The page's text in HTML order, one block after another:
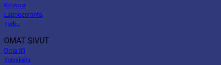
Kouvola
Lappeenranta
Turku
OMAT SIVUT
Oma tili
Toivelista